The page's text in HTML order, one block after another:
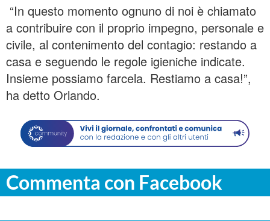
“In questo momento ognuno di noi è chiamato
a contribuire con il proprio impegno, personale e
civile, al contenimento del contagio: restando a
casa e seguendo le regole igieniche indicate.
Insieme possiamo farcela. Restiamo a casa!”,
ha detto Orlando.
Commenta con Facebook